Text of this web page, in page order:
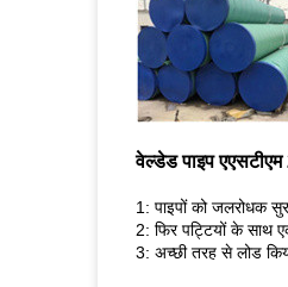
वेल्डेड पाइप
1: पाइपों को जलरोधक
2: फिर पट्टियों के साथ
3: अच्छी तरह से लोड